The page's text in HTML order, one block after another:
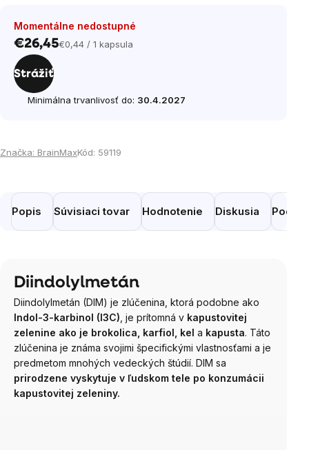
Momentálne nedostupné
€26,45Jednotková
€0,44 / 1 kapsula
Strážiť
Minimálna trvanlivosť do: 30.4.2027
Značka: BrainMaxKód: 59119
Popis Súvisiaci tovar Hodnotenie Diskusia
Diindolylmetán
Diindolylmetán (DIM) je zlúčenina, ktorá podobne ako
Indol-3-karbinol (I3C) , je prítomná v kapustovitej
zelenine ako je brokolica, karfiol, kel a kapusta. Táto
zlúčenina je známa svojimi špecifickými vlastnosťami a je
predmetom mnohých vedeckých štúdií. DIM sa
prirodzene vyskytuje v ľudskom tele po konzumácii
kapustovitej zeleniny.